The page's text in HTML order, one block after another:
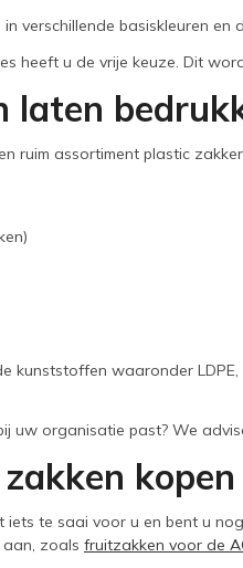
verschillende basiskleuren
heeft u de vrije keuze. Dit
laten
ruim assortiment plastic
kunststoffen waaronder
uw organisatie past? We
kopen
te saai voor u en bent u
aan, zoals fruitzakken voor de